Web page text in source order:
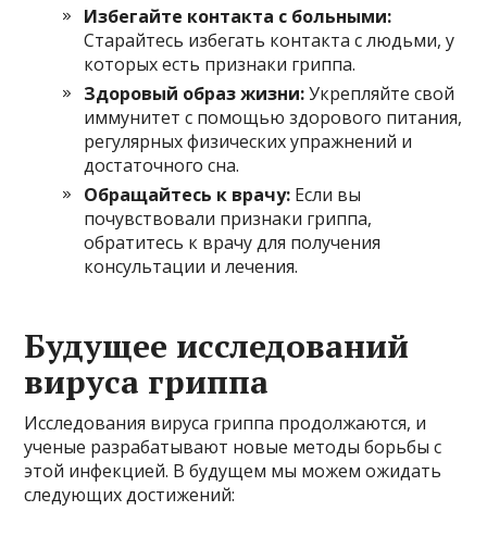
Избегайте контакта с больными:
Старайтесь избегать контакта с людьми, у
которых есть признаки гриппа.
Здоровый образ жизни:Укрепляйте свой
иммунитет с помощью здорового питания,
регулярных физических упражнений и
достаточного сна.
Обращайтесь к врачу: Если вы
почувствовали признаки гриппа,
обратитесь к врачу для получения
консультации и лечения.
Будущее исследований
вируса гриппа
Исследования вируса гриппа продолжаются, и
ученые разрабатывают новые методы борьбы с
этой инфекцией. В будущем мы можем ожидать
следующих достижений: